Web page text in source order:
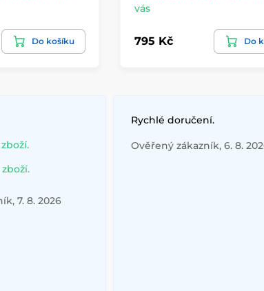
Do košíku
vás
795 Kč Do
7. 8. 2026
Rychlé doručení.
Ověřený zákazník, 6. 8.